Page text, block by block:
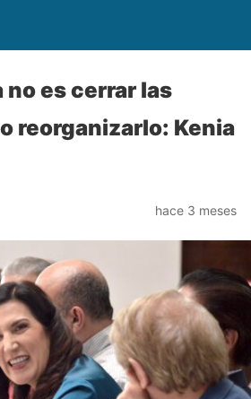
no es cerrar las
reorganizarlo: Kenia
hace 3 meses